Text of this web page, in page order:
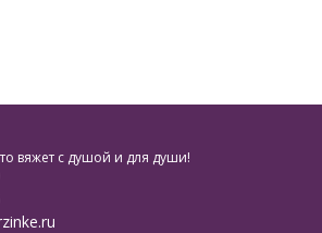
вяжет с душой и для души!